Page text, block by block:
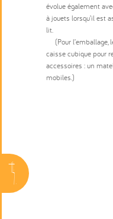
évolue également
à jouets lorsqu’il est
lit.
(Pour l’emballage,
caisse cubique pour
accessoires : un
mobiles.)